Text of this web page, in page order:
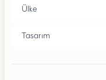
Ülke
Tasarım